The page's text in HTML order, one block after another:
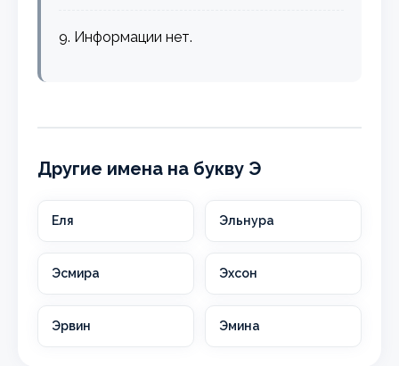
9. Информации нет.
Другие имена на букву Э
Еля Эльнура
Эсмира Эхсон
Эрвин Эмина